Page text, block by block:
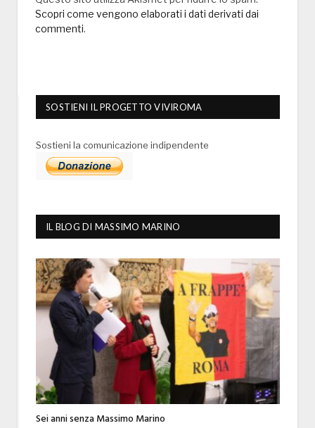
Scopri come vengono elaborati i dati derivati dai
commenti.
SOSTIENI IL PROGETTO VIVIROMA
Sostieni la comunicazione indipendente
IL BLOG DI MASSIMO MARINO
Sei anni senza Massimo Marino